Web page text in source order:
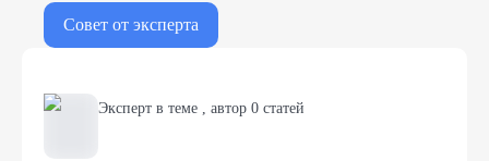
Совет от эксперта
Эксперт в теме автор 0 статей